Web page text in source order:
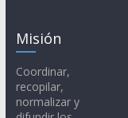
Misión
Coordinar,
recopilar,
normalizar y